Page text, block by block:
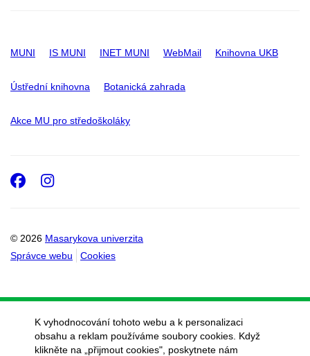
MUNI IS MUNI INET MUNI WebMail Knihovna UKB
Ústřední knihovna Botanická zahrada
Akce MU pro středoškoláky
© 2026 Masarykova univerzita
Správce webu
Cookies
Facebook
Instagram
K vyhodnocování tohoto webu a k personalizaci
obsahu a reklam používáme soubory cookies. Když
klikněte na „přijmout cookies", poskytnete nám